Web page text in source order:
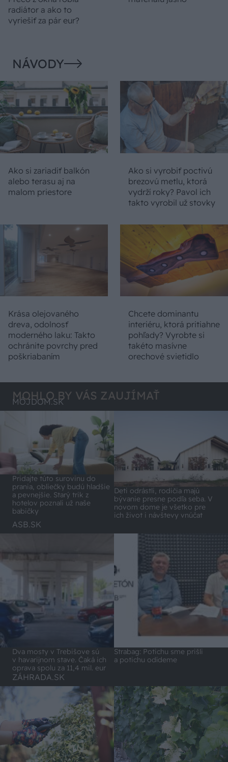
radiátor a ako to
vyriešiť za pár eur?
NÁVODY
Ako si zariadiť balkón
alebo terasu aj na
malom priestore
Ako si vyrobiť poctivú
brezovú metlu, ktorá
vydrží roky? Pavol ich
takto vyrobil už stovky
Krása olejovaného
dreva, odolnosť
moderného laku: Takto
ochránite povrchy pred
poškriabaním
Chcete dominantu
interiéru, ktorá pritiahne
pohľady? Vyrobte si
takéto masívne
orechové svietidlo
MOHLO BY VÁS ZAUJÍMAŤ
MÔJDOM.SK
Pridajte túto surovinu do
prania, obliečky budú hladšie
a pevnejšie. Starý trik z
hotelov poznali už naše
babičky
Deti odrástli, rodičia majú
bývanie presne podľa seba. V
novom dome je všetko pre
ich život i návštevy vnúčat
ASB.SK
Dva mosty v Trebišove sú
v havarijnom stave. Čaká ich
oprava spolu za 11,4 mil. eur
Strabag: Potichu sme prišli
a potichu odídeme
ZÁHRADA.SK